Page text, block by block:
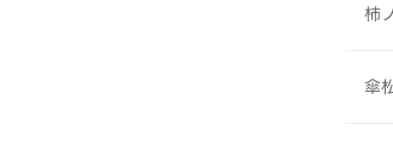
柿
傘